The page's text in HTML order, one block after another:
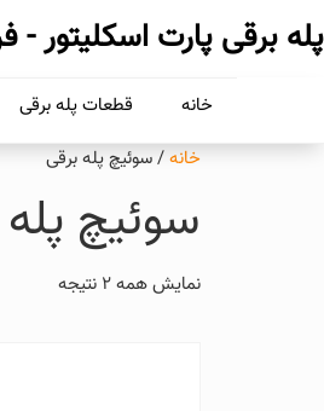
پله برقی پارت اسکلیتور -
خانه قطعات پله برقی
خانه/ سوئیچ پله برقی
سوئیچ
نمایش همه 2 نتیجه